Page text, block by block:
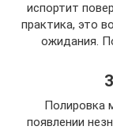
испортит
практика, это
ожидания.
Полировка
появлении